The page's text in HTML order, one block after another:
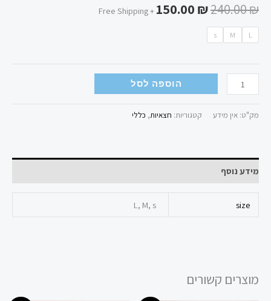
240.00₪
150.00 ₪
+ Free Shipping
L
M
s
הוספה לסל
מק"ט: אין מידע קטגוריות: חצאיות, כללי
מידע נוסף
size
L, M, s
מוצרים קשורים